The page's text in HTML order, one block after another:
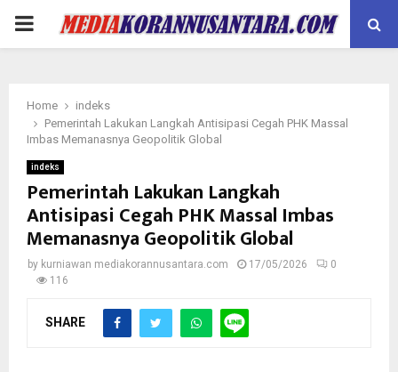
PRIMARY
Home
indeks
Pemerintah Lakukan Langkah Antisipasi Cegah PHK Massal
Imbas Memanasnya Geopolitik Global
indeks
Pemerintah Lakukan Langkah
Antisipasi Cegah PHK Massal Imbas
Memanasnya Geopolitik Global
by kurniawan mediakorannusantara.com 17/05/2026
0
116
SHARE